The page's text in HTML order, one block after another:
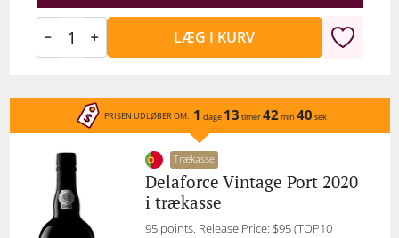
LÆG I KURV
PRISEN UDLØBER OM: 1 dage 13 timer42 min 40 sek
Trækasse
Delaforce Vintage Port 2020
i trækasse
95 points. Release Price: $95 (TOP10